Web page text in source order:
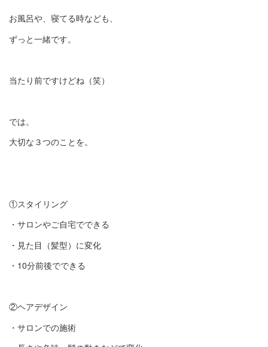
お風呂や、寝てる時なども、
ずっと一緒です。
当たり前ですけどね（笑）
では。
大切な３つのことを。
①スタイリング
・サロンやご自宅でできる
・見た目（髪型）に変化
・10分前後でできる
②ヘアデザイン
・サロンでの施術